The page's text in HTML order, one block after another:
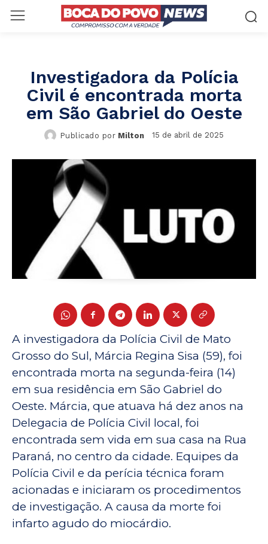
Investigadora da Polícia
Civil é encontrada morta
em São Gabriel do Oeste
Publicado por Milton 15 de abril de 2025
A investigadora da Polícia Civil de Mato
Grosso do Sul, Márcia Regina Sisa (59), foi
encontrada morta na segunda-feira (14)
em sua residência em São Gabriel do
Oeste. Márcia, que atuava há dez anos na
Delegacia de Polícia Civil local, foi
encontrada sem vida em sua casa na Rua
Paraná, no centro da cidade. Equipes da
Polícia Civil e da perícia técnica foram
acionadas e iniciaram os procedimentos
de investigação. A causa da morte foi
infarto agudo do miocárdio.